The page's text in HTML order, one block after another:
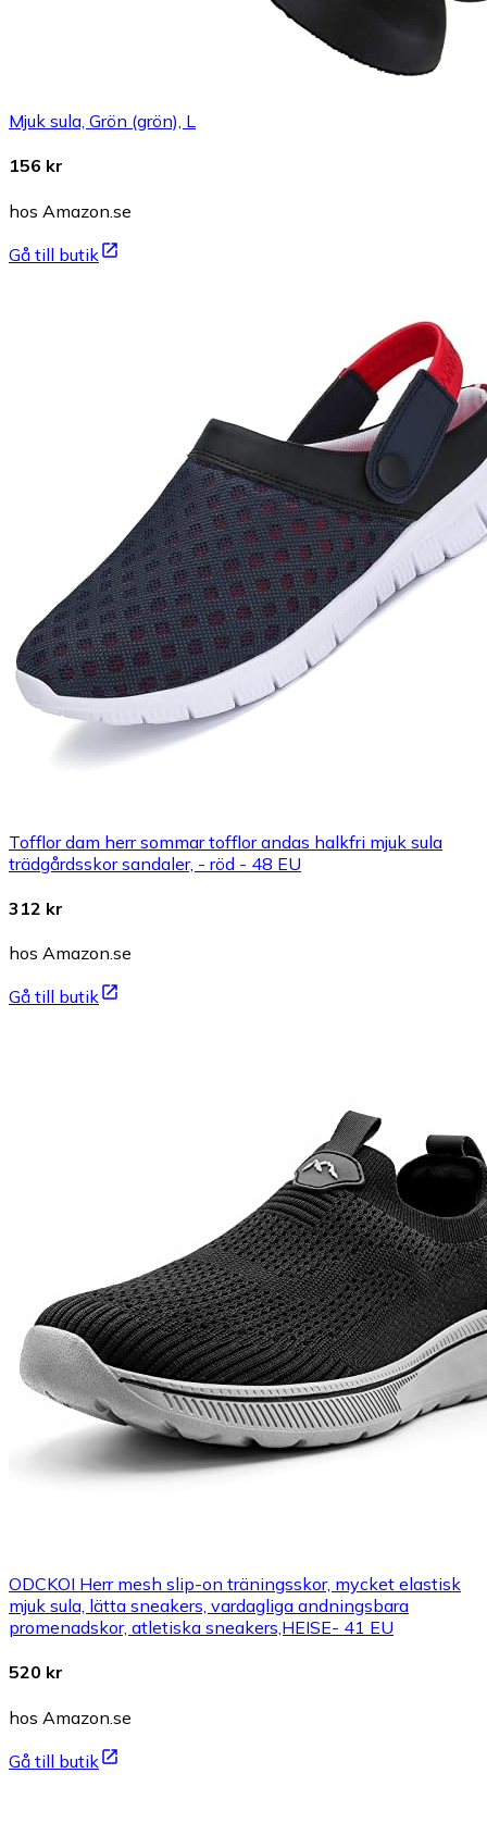
Mjuk sula, Grön (grön), L
156 kr
hos Amazon.se
Gå till butik
Tofflor dam herr sommar tofflor andas halkfri mjuk sula
trädgårdsskor sandaler, - röd - 48 EU
312 kr
hos Amazon.se
Gå till butik
ODCKOI Herr mesh slip-on träningsskor, mycket elastisk
mjuk sula, lätta sneakers, vardagliga andningsbara
promenadskor, atletiska sneakers,HEISE- 41 EU
520 kr
hos Amazon.se
Gå till butik